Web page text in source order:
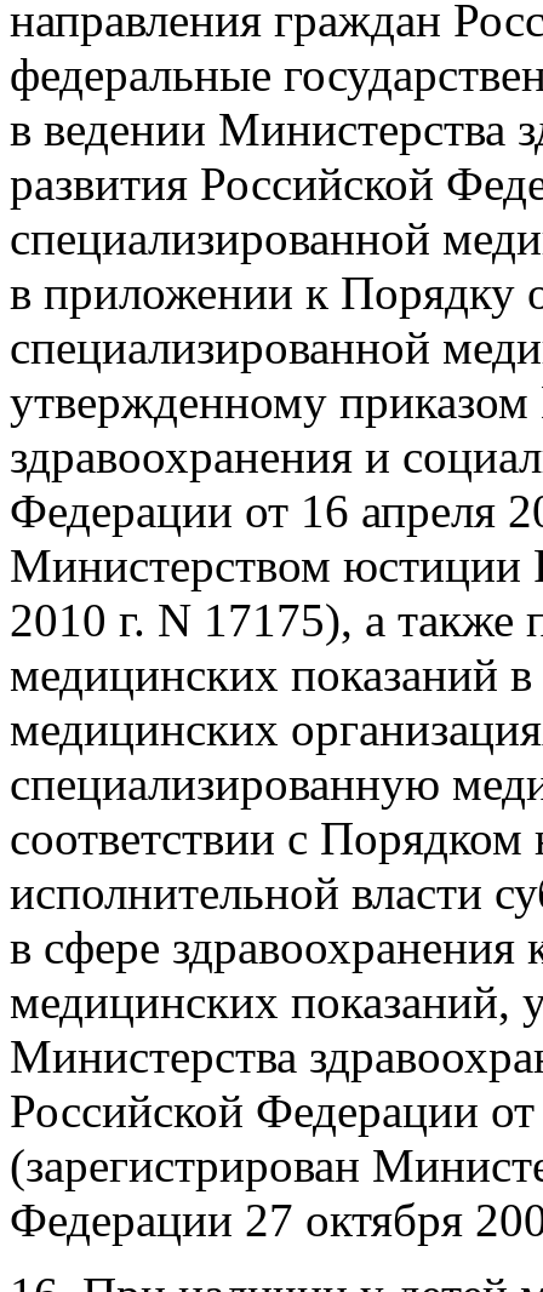
направления граждан
федеральные
в ведении Министерства
развития Российской
специализированной
в приложении к Порядку
специализированной
утвержденному
здравоохранения и
Федерации от 16 апреля
Министерством юстиции
2010 г. N 17175), а также
медицинских показаний
медицинских
специализированную
соответствии с
исполнительной власти
в сфере
медицинских показаний,
Министерства
Российской Федерации
(зарегистрирован
Федерации 27 октября